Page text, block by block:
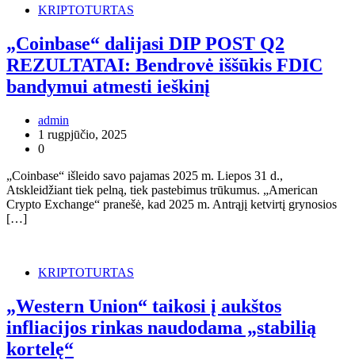
KRIPTOTURTAS
„Coinbase“ dalijasi DIP POST Q2
REZULTATAI: Bendrovė iššūkis FDIC
bandymui atmesti ieškinį
admin
1 rugpjūčio, 2025
0
„Coinbase“ išleido savo pajamas 2025 m. Liepos 31 d.,
Atskleidžiant tiek pelną, tiek pastebimus trūkumus. „American
Crypto Exchange“ pranešė, kad 2025 m. Antrąjį ketvirtį grynosios
[…]
KRIPTOTURTAS
„Western Union“ taikosi į aukštos
infliacijos rinkas naudodama „stabilią
kortelę“